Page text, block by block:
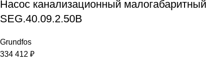
Насос канализационный малогабаритный
SEG.40.09.2.50B
Grundfos
334 412 ₽